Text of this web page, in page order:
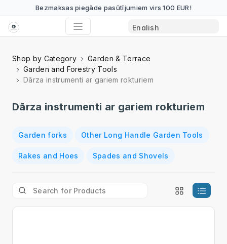
Bezmaksas piegāde pasūtījumiem virs 100 EUR!
Shop by Category
Garden & Terrace
Garden and Forestry Tools
Dārza instrumenti ar gariem rokturiem
Dārza instrumenti ar gariem rokturiem
Garden forks Other Long Handle Garden Tools
Rakes and Hoes Spades and Shovels